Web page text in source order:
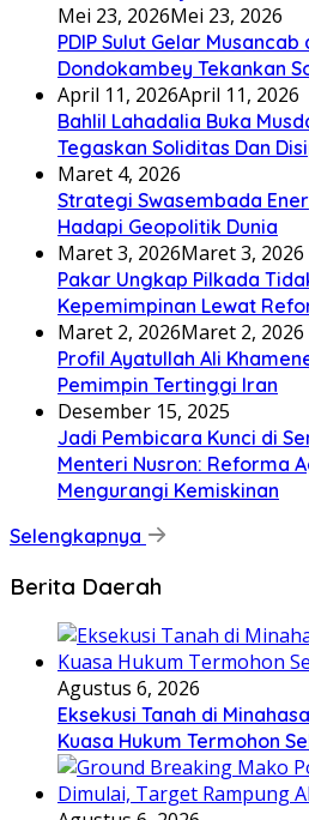
Mei 23, 2026Mei 23, 2026
PDIP Sulut Gelar Musancab
Dondokambey Tekankan
April 11, 2026April 11, 2026
Bahlil Lahadalia Buka
Tegaskan Soliditas Dan
Maret 4, 2026
Strategi Swasembada
Hadapi Geopolitik Dunia
Maret 3, 2026Maret 3, 2026
Pakar Ungkap Pilkada
Kepemimpinan Lewat
Maret 2, 2026Maret 2, 2026
Profil Ayatullah Ali
Pemimpin Tertinggi Iran
Desember 15, 2025
Jadi Pembicara Kunci di
Menteri Nusron: Reforma
Mengurangi Kemiskinan
Selengkapnya
Berita Daerah
Agustus 6, 2026
Eksekusi Tanah di
Kuasa Hukum Termohon